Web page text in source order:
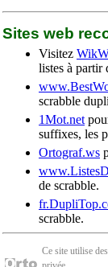
Sites web
Visitez
listes à partir
scrabble
1Mot.net
suffixes, les
Ortograf.ws
de scrabble.
scrabble.
Ce site utilise